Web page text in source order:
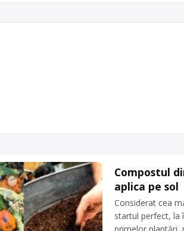
Compostul
aplica pe sol
Considerat cea
startul perfect, la
primelor plantări,